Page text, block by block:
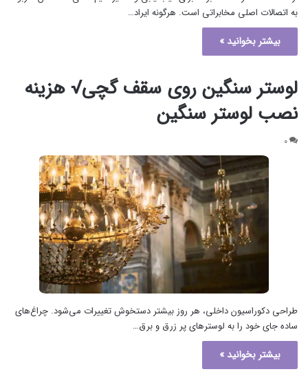
به اتصالات اصلی مخابراتی است. هرگونه ایراد…
بیشتر بخوانید »
لوستر سنگین روی سقف گچی√ هزینه
نصب لوستر سنگین
۰
طراحی دکوراسیون داخلی، هر روز بیشتر دستخوش تغییرات می‌شود. چراغ‌های
ساده جای خود را به لوسترهای پر زرق و برق…
بیشتر بخوانید »